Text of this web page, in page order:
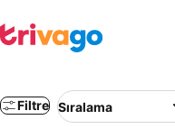
Filtre Sıralama